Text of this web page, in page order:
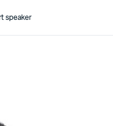
speaker